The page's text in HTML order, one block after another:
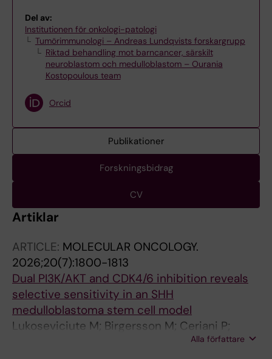
Del av:
Institutionen för onkologi-patologi
Tumörimmunologi – Andreas Lundqvists forskargrupp
Riktad behandling mot barncancer, särskilt
neuroblastom och medulloblastom – Ourania
Kostopoulous team
Orcid
Publikationer
Forskningsbidrag
CV
Artiklar
ARTICLE: MOLECULAR ONCOLOGY.
2026;20(7):1800-1813
Dual PI3K/AKT and CDK4/6 inhibition reveals
selective sensitivity in an SHH
medulloblastoma stem cell model
Lukoseviciute M; Birgersson M; Ceriani P;
Alla författare